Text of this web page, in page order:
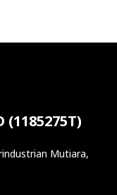
(1185275T)
Mutiara,